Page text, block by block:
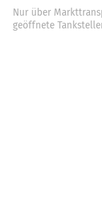
Nur über
geöffnete